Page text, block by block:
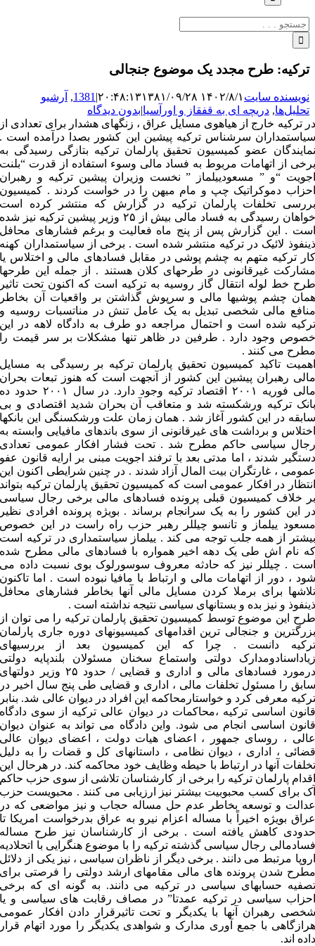
جستجو
برای:
ترکیه: طرح مجدد یک موضوع جنجالی
نویسنده سایت ۱۴۰۲/۸/۱ ۲۰:۴۸:۱۳ ۱۳۸۱/۰۹/۲۸ |
1381
, آرشیو
تحلیل‌ها, دریچه ای به قفقاز و اورآسیا|بدون دیدگاه
در ترکیه خارج از هیاهوی مسایل عراق ، زنگهای هشدار برای تعدادی از
سیاستمداران سرشناس ترکیه پیشین این کشور بصدا درآمده است .
نمایندگان عضو کمیسیون تحقیق پارلمان ترکیه بتازگی رسیدگی به
برخی از اتهامات مربوط به فساد مالی وسوء استفاده از قدرت “بلنت
اجویت “و ” مسعودییلماز ” نخست وزیران پیشین ترکیه و رهبران
احزاب دموکراتیک چپ و مام میهن را در خواست کردند . کمیسیون
بررسی تخلفات پارلمان ترکیه در گزارش که منتشر کرده است
خواهان رسیدگی به فساد مالی بیش از ۲۵ وزیر پیشین ترکیه نیز شده
است . این گزارش پس از پنج ماه فعالیت و برغم فشارهای محافل
ذینفوذ لائیک در ترکیه منتشر شده است . برخی از سیاستمداران کهنه
کار ترکیه متهم به چشم پوشی در مقابل فسادهای مالی و اختلاس یا
مشارکت غیرقانونی در طرحهای کلان هستند . از جمله این طرحها
طرح خط لوله انتقال گاز روسیه به ترکیه است که اکنون تحت تاثیر
همان چشم پوشیها مالی و سرپوش گذاشتن بر واقعیات آن بخاطر
منافع مالی شخصی تبدیل به یک عامل تنش در مناتسبات روسیه و
ترکیه شده است و احتمال مراجعه دو طرف به دادگاه لاهه در این
خصوص وجود دارد . طرفین در ظاهر تنها مشکلات بر سر قیمت را
مطرح می کنند .
اهمیت تاکید کمیسیون تحقیق پارلمان ترکیه بر رسیدگی به مسایل
مالی رهبران پیشین این کشور از آنجهت است که هنوز تبعات بحران
مالی فوریه ۲۰۰۱ اقتصاد ترکیه وجود دارد. در سال ۲۰۰۱ حدود ده
بانک ترکیه ورشکسته شد و متعاقب آن بحران شدید اقتصادی و بی
سابقه در این کشور آغاز شد . همان زمان علت ورشکسنگی این بانکها
اختلاس و برداشت های غیرقانونی از سوی باندهای مافیایی وابسته به
رجال سیاسی حاکم مطرح شد . تحت فشار افکار عمومی تعدادی
دستگیر شدند ، اما مدتی بعد با ترفند اجویت مبنی بر ارایه قانون عفو
عمومی ، غارتگران بیت المال آزاد شدند . در چنین شرایطی اکنون این
انتظار در افکار عمومی است که کمیسیون تحقیق پارلمان ترکیه بتواند
بر خلاف کمیسیون قبلی پرونده فسادهای مالی برخی رجال سیاسی
در این کشور را به یک سرانجام برساند . بویژه پرونده افرادی نظیر
مسعود ییلماز و تانسو چیللر رهبر حزب راه راست در این خصوص
بیشتر از همه جلب توجه می کند . ییلماز سیاستمداری در ترکیه است
که نام اش طی یک دهه اخیر همواره با فسادهای مالی مطرح شده
است . چیللر نیز که حادثه معروف سوسورلوک بوی نسبت داده می
شود ، دور از اتهامات مالی و ارتباط با مافیا نبوده است . اما تاکنون
تلاشها برای برملا کردن مسایل مالی آنها بخاطر فشارهای محافل
ذینفوذ و نیز بده و بستانهای سیاسی نتیجه نداشته است .
طرح این موضوع توسط کمیسیون تحقیق پارلمان ترکیه را می توان از
بزرگترین و جنجالی ترین اقدامهای کمیسیونهای دوره جاری پارلمان
ترکیه دانست . چرا که این کمیسیون بعد از بررسیهای
زیاداسنادومدارک دولتی واستماع سخنان مسئولان بلندپایه دولتی
درمورد فسادهای مالی و اداری و قضایی / حدود ۲۵ وزیر دولتهای
سابق را مسئول تخلفات مالی ، اداری و قضایی طی پنج سال اخیر در
ترکیه معرفی کرد و خواستارمحاکمه این افراد در دیوان عالی شد. بنابر
قانون اساسی ترکیه ،محاکمات در دیوان عالی ترکیه از سوی دادگاه
قانون اساسی انجام می شود. واین دادگاه می تواند به عنوان دیوان
عالی ، روسای جمهور ، اعضای هیات دولت ، اعضای دیوان عالی
قضائی ، اداری ، دیوان نظامی ، داستانهای کل و قضات را به دلیل
تخلفات آنها در ارتباط با حیطه وظایف خود محاکمه کند. در هرحال این
اقدام پارلمان ترکیه را برخی از کارشناسان تلاشی از سوی حزب حاکم
آک برای کسب محبوبیت بیشتر نیز ارزیابی می کنند . محبویست حزب
عدالت و توسعه بخاطر عدم حل مساله حجاب و نیز مواضعی که در
عراق بویژه اخیراً با مساله اعزام نیرو به عراق بدرخواست امریکا تا
حدودی کاهش یافته است . برخی از کارشناسان نیز طرح مساله
فسادمالی رجال سیاسی گذشته ترکیه را با موضوع هنگرایی با اتحلادیه
اروپا مرتبط می دانند . برخی دیگر از ناظران سیاسی ، نیز یکی از دلائل
مطرح شدن پرونده های مالی مقامهای ارشد دولتی را فرصتی برای
تصفیه حسابهای سیاسی در ترکیه می دانند. به گونه ای که برخی
احزاب سیاسی در ترکیه عمدتا” در مصاف رقابت های سیاسی و یا
شخصی رهبران آنها با یکدیگر و تحت تاثیرقرار دادن افکار عمومی
هرازگاهی با جمع آوری مدارک و شواهدی یکدیگر را مورد اتهام قرار
داده اند.